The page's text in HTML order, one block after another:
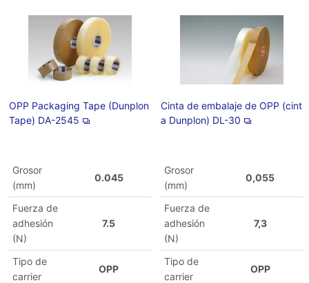
OPP Packaging Tape (Dunplon
Tape) DA-2545
Grosor
(mm)
0.045
Fuerza de
adhesión
(N)
7.5
Tipo de
carrier
OPP
Cinta de embalaje de OPP (cint
a Dunplon) DL-30
Grosor
(mm)
0,055
Fuerza de
adhesión
(N)
7,3
Tipo de
carrier
OPP